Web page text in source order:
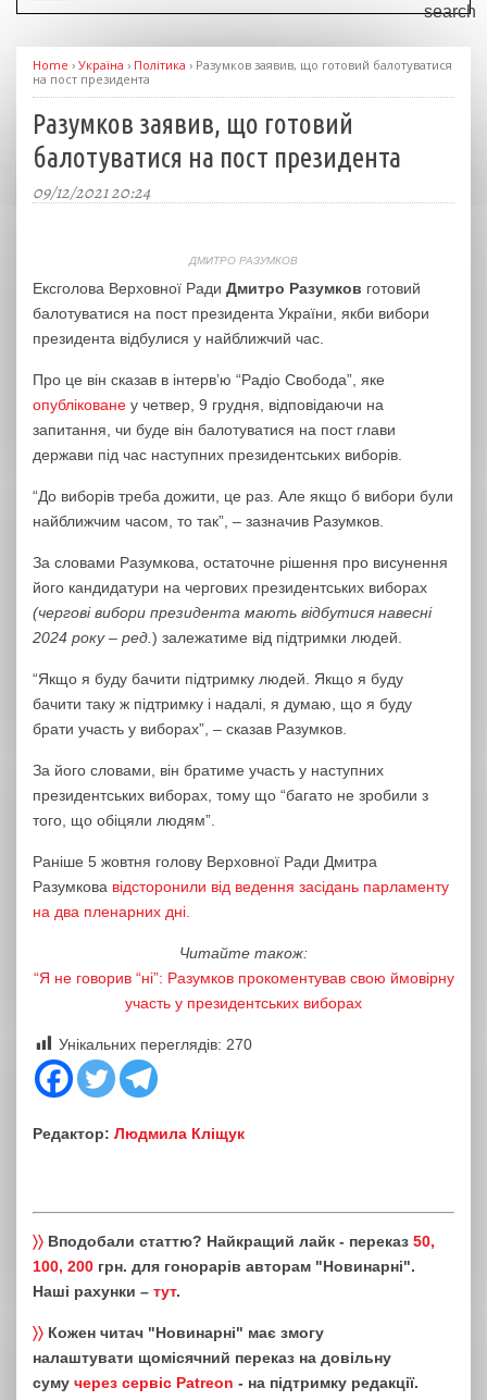
Home › Україна › Політика › Разумков заявив, що готовий балотуватися
на пост президента
Разумков заявив, що готовий
балотуватися на пост президента
09/12/2021 20:24
ДМИТРО РАЗУМКОВ
Ексголова Верховної Ради Дмитро Разумков готовий
балотуватися на пост президента України, якби вибори
президента відбулися у найближчий час.
Про це він сказав в інтервʼю “Радіо Свобода”, яке
опубліковане у четвер, 9 грудня, відповідаючи на
запитання, чи буде він балотуватися на пост глави
держави під час наступних президентських виборів.
“До виборів треба дожити, це раз. Але якщо б вибори були
найближчим часом, то так”, – зазначив Разумков.
За словами Разумкова, остаточне рішення про висунення
його кандидатури на чергових президентських виборах
(чергові вибори президента мають відбутися навесні
2024 року – ред. ) залежатиме від підтримки людей.
“Якщо я буду бачити підтримку людей. Якщо я буду
бачити таку ж підтримку і надалі, я думаю, що я буду
брати участь у виборах”, – сказав Разумков.
За його словами, він братиме участь у наступних
президентських виборах, тому що “багато не зробили з
того, що обіцяли людям”.
Раніше 5 жовтня голову Верховної Ради Дмитра
Разумкова відсторонили від ведення засідань парламенту
на два пленарних дні.
Читайте також:
“Я не говорив “ні”: Разумков прокоментував свою ймовірну
участь у президентських виборах
Унікальних переглядів: 270
Редактор: Людмила Кліщук
〉〉 Вподобали статтю? Найкращий лайк - переказ 50,
100, 200 грн. для гонорарів авторам "Новинарні".
Наші рахунки – тут.
〉〉 Кожен читач "Новинарні" має змогу
налаштувати щомісячний переказ на довільну
суму через сервіс Patreon - на підтримку редакції.